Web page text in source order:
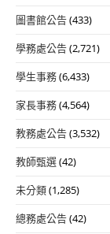
圖書館公告(433)
學務處公告(2,721)
學生事務(6,433)
家長事務(4,564)
教務處公告(3,532)
教師甄選(42)
未分類(1,285)
總務處公告(42)